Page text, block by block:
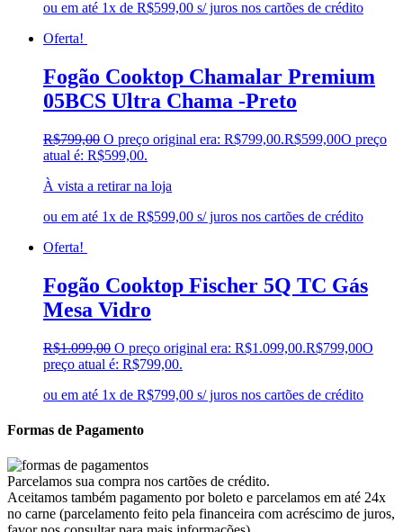
tres(0)
ULTRA
ULTRAAR
(0)
Una Plac(0)
Valdemóveis(0)
Velgo(0)
Ventisol(0)
wahl(0)
Walita (0)
wap(0)
xiaomi Redmi
ou em até 1x de R$599,00 s/ juros nos cartões de crédito
Oferta!
Fogão Cooktop Chamalar Premium
05BCS Ultra Chama -Preto
R$799,00 O preço original era: R$799,00.R$599,00O preço
atual é: R$599,00.
À vista a retirar na loja
ou em até 1x de R$599,00 s/ juros nos cartões de crédito
Oferta!
Fogão Cooktop Fischer 5Q TC Gás
Mesa Vidro
R$1.099,00 O preço original era: R$1.099,00.R$799,00O
preço atual é: R$799,00.
ou em até 1x de R$799,00 s/ juros nos cartões de crédito
Formas de Pagamento
Parcelamos sua compra nos cartões de crédito.
Aceitamos também pagamento por boleto e parcelamos em até 24x
no carne (parcelamento feito pela financeira com acréscimo de juros,